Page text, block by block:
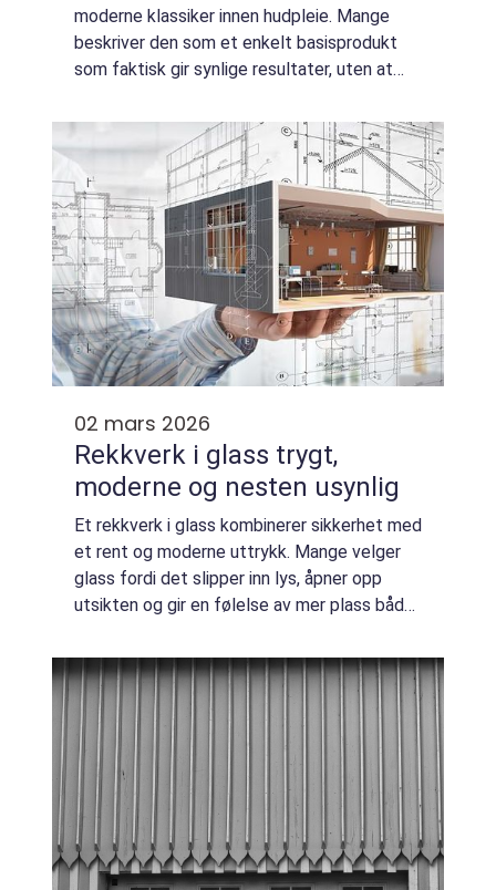
moderne klassiker innen hudpleie. Mange
beskriver den som et enkelt basisprodukt
som faktisk gir synlige resultater, uten at
Kombinasjonen av niacinamide, lett
eksfoliering...
02 mars 2026
Rekkverk i glass trygt,
moderne og nesten usynlig
Et rekkverk i glass kombinerer sikkerhet med
et rent og moderne uttrykk. Mange velger
glass fordi det slipper inn lys, åpner opp
utsikten og gir en følelse av mer plass både
krav til kvalitet og montering for...